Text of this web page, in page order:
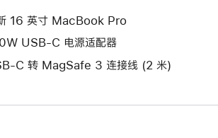
的
窗
16 英寸 MacBook Pro
USB-C 电源适配器
C 转 MagSafe 3 连接线 (2 米)